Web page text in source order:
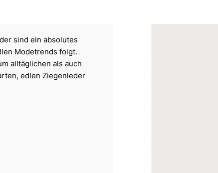
sind ein absolutes
Modetrends folgt.
alltäglichen als auch
edlen Ziegenleder